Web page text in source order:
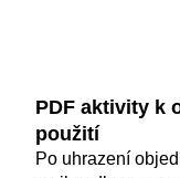
PDF aktivity k
použití
Po uhrazení